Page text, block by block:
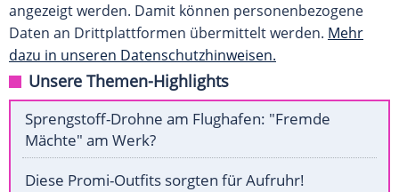
angezeigt werden. Damit können personenbezogene
Daten an Drittplattformen übermittelt werden. Mehr
dazu in unseren Datenschutzhinweisen.
Unsere Themen-Highlights
Sprengstoff-Drohne am Flughafen: "Fremde
Mächte" am Werk?
Diese Promi-Outfits sorgten für Aufruhr!